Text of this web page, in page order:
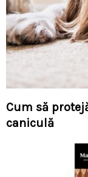
Cum să
caniculă